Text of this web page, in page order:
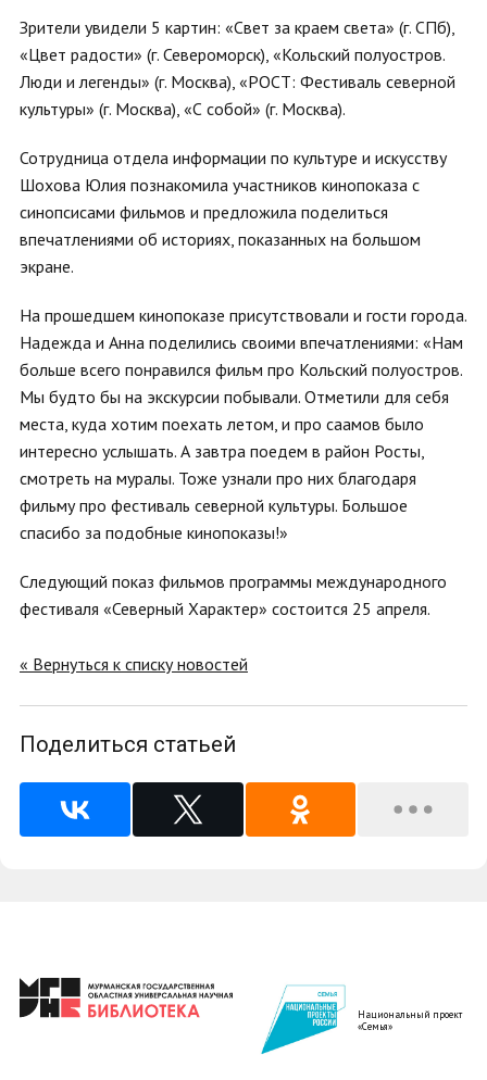
Зрители увидели 5 картин: «Свет за краем света» (г. СПб),
«Цвет радости» (г. Североморск), «Кольский полуостров.
Люди и легенды» (г. Москва), «РОСТ: Фестиваль северной
культуры» (г. Москва), «С собой» (г. Москва).
Сотрудница отдела информации по культуре и искусству
Шохова Юлия познакомила участников кинопоказа с
синопсисами фильмов и предложила поделиться
впечатлениями об историях, показанных на большом
экране.
На прошедшем кинопоказе присутствовали и гости города.
Надежда и Анна поделились своими впечатлениями: «Нам
больше всего понравился фильм про Кольский полуостров.
Мы будто бы на экскурсии побывали. Отметили для себя
места, куда хотим поехать летом, и про саамов было
интересно услышать. А завтра поедем в район Росты,
смотреть на муралы. Тоже узнали про них благодаря
фильму про фестиваль северной культуры. Большое
спасибо за подобные кинопоказы!»
Следующий показ фильмов программы международного
фестиваля «Северный Характер» состоится 25 апреля.
« Вернуться к списку новостей
Поделиться статьей
Национальный проект
«Семья»